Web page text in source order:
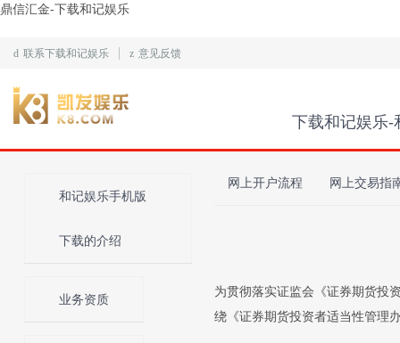
鼎信汇金-下载和记娱乐
d 联系下载和记娱乐 z 意见反馈
下载和记娱乐-
和记娱乐手机版
下载的介绍
业务资质
网上开户流程 网上交易指
为贯彻落实证监会《证券期货投
绕《证券期货投资者适当性管理